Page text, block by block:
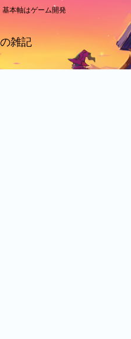
本軸はゲーム開発
雑記